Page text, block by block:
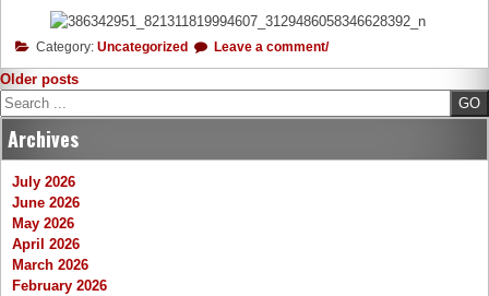
Category: Uncategorized Leave a comment/
Posts
navigation
Older posts
Search
Archives
July 2026
June 2026
May 2026
April 2026
March 2026
February 2026